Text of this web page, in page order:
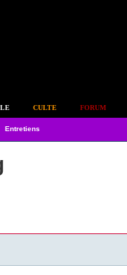
CULTE FORUM
Entretiens